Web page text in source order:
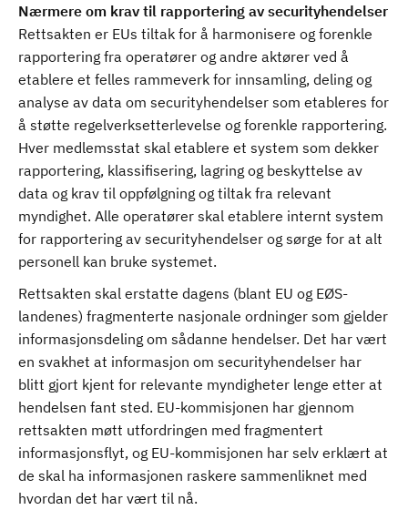
Nærmere om krav til rapportering av securityhendelser
Rettsakten er EUs tiltak for å harmonisere og forenkle
rapportering fra operatører og andre aktører ved å
etablere et felles rammeverk for innsamling, deling og
analyse av data om securityhendelser som etableres for
å støtte regelverksetterlevelse og forenkle rapportering.
Hver medlemsstat skal etablere et system som dekker
rapportering, klassifisering, lagring og beskyttelse av
data og krav til oppfølgning og tiltak fra relevant
myndighet. Alle operatører skal etablere internt system
for rapportering av securityhendelser og sørge for at alt
personell kan bruke systemet.
Rettsakten skal erstatte dagens (blant EU og EØS-
landenes) fragmenterte nasjonale ordninger som gjelder
informasjonsdeling om sådanne hendelser. Det har vært
en svakhet at informasjon om securityhendelser har
blitt gjort kjent for relevante myndigheter lenge etter at
hendelsen fant sted. EU-kommisjonen har gjennom
rettsakten møtt utfordringen med fragmentert
informasjonsflyt, og EU-kommisjonen har selv erklært at
de skal ha informasjonen raskere sammenliknet med
hvordan det har vært til nå.